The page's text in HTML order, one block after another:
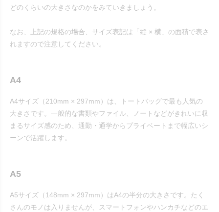
どのくらいの大きさなのかをみていきましょう。
なお、上記の規格の場合、サイズ表記は「縦 × 横」の面積で表さ
れますので注意してください。
A4
A4サイズ（210mm × 297mm）は、トートバッグで最も人気の
大きさです。一般的な書類やファイル、ノートなどがきれいに収
まるサイズ感のため、通勤・通学からプライベートまで幅広いシ
ーンで活躍します。
A5
A5サイズ（148mm × 297mm）はA4の半分の大きさです。たく
さんのモノは入りませんが、スマートフォンやハンカチなどのエ